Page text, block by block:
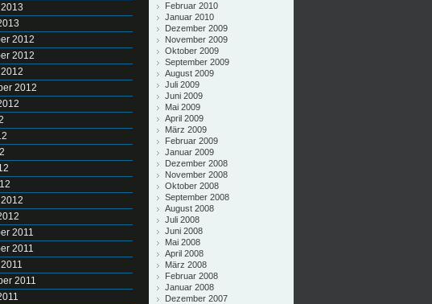
2012
2012
2012
2011
2011
2011
Februar 2010
Januar 2010
Dezember 2009
November 2009
Oktober 2009
September 2009
August 2009
Juli 2009
Juni 2009
Mai 2009
April 2009
März 2009
Februar 2009
Januar 2009
Dezember 2008
November 2008
Oktober 2008
September 2008
August 2008
Juli 2008
Juni 2008
Mai 2008
April 2008
März 2008
Februar 2008
Januar 2008
Dezember 2007